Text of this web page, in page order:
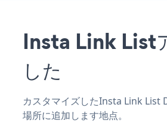
Insta Link List
した
カスタマイズしたInsta Link List
場所に追加します地点。